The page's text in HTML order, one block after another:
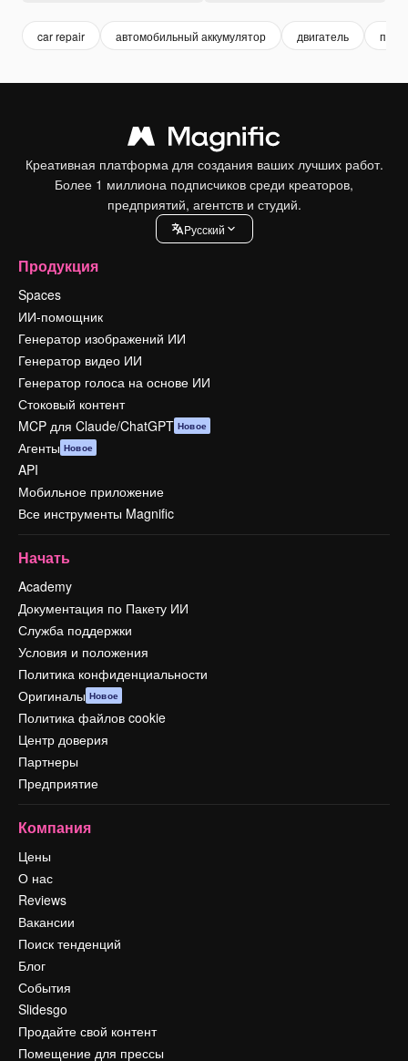
car repair автомобильный аккумулятор двигатель
Креативная платформа для создания ваших лучших работ.
Более 1 миллиона подписчиков среди креаторов,
предприятий, агентств и студий.
Pусский
Продукция
Spaces
ИИ-помощник
Генератор изображений ИИ
Генератор видео ИИ
Генератор голоса на основе ИИ
Стоковый контент
MCP для Claude/ChatGPT Новое
Агенты Новое
API
Мобильное приложение
Все инструменты Magnific
Начать
Academy
Документация по Пакету ИИ
Служба поддержки
Условия и положения
Политика конфиденциальности
Оригиналы Новое
Политика файлов cookie
Центр доверия
Партнеры
Предприятие
Компания
Цены
О нас
Reviews
Вакансии
Поиск тенденций
Блог
События
Slidesgo
Продайте свой контент
Помещение для прессы